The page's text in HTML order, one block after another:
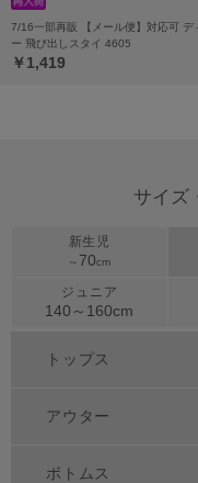
7/16一部再販 【メール便】対応可 デ
ー 飛び出しスタイ 4605
￥1,419
サイズ
新生児
～ 70cm
ジュニア
140～ 160cm
トップス
アウター
ボトムス